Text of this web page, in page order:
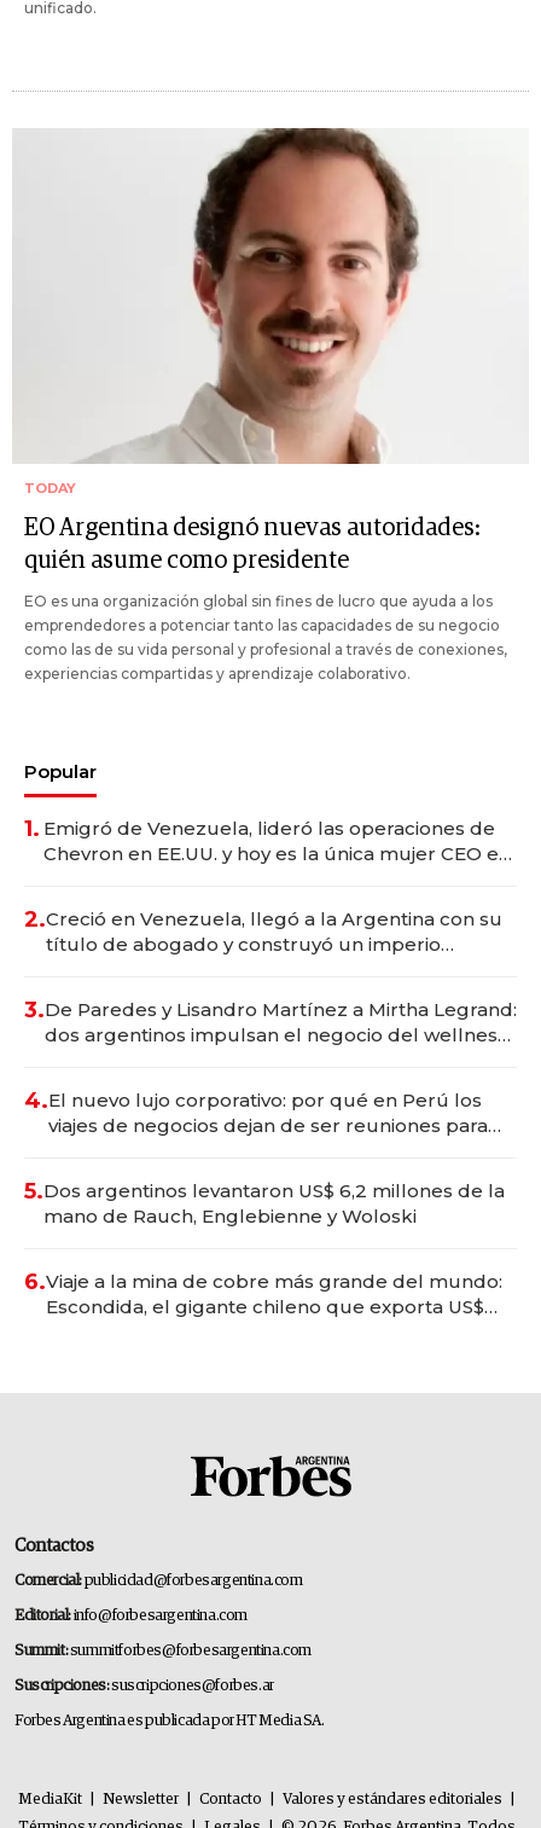
unificado.
TODAY
EO Argentina designó nuevas autoridades:
quién asume como presidente
EO es una organización global sin fines de lucro que ayuda a los
emprendedores a potenciar tanto las capacidades de su negocio
como las de su vida personal y profesional a través de conexiones,
experiencias compartidas y aprendizaje colaborativo.
Popular
1. Emigró de Venezuela, lideró las operaciones de
Chevron en EE.UU. y hoy es la única mujer CEO en
2.Creció en Venezuela, llegó a la Argentina con su
título de abogado y construyó un imperio
3.De Paredes y Lisandro Martínez a Mirtha Legrand:
dos argentinos impulsan el negocio del wellness
4.El nuevo lujo corporativo: por qué en Perú los
viajes de negocios dejan de ser reuniones para
5.Dos argentinos levantaron US$ 6,2 millones de la
mano de Rauch, Englebienne y Woloski
6.Viaje a la mina de cobre más grande del mundo:
Escondida, el gigante chileno que exporta US$
Contactos
Comercial:publicidad@forbesargentina.com
Editorial:info@forbesargentina.com
Summit:summitforbes@forbesargentina.com
Suscripciones:suscripciones@forbes.ar
Forbes Argentina es publicada por HT Media SA.
MediaKit Newsletter Contacto Valores y estándares editoriales